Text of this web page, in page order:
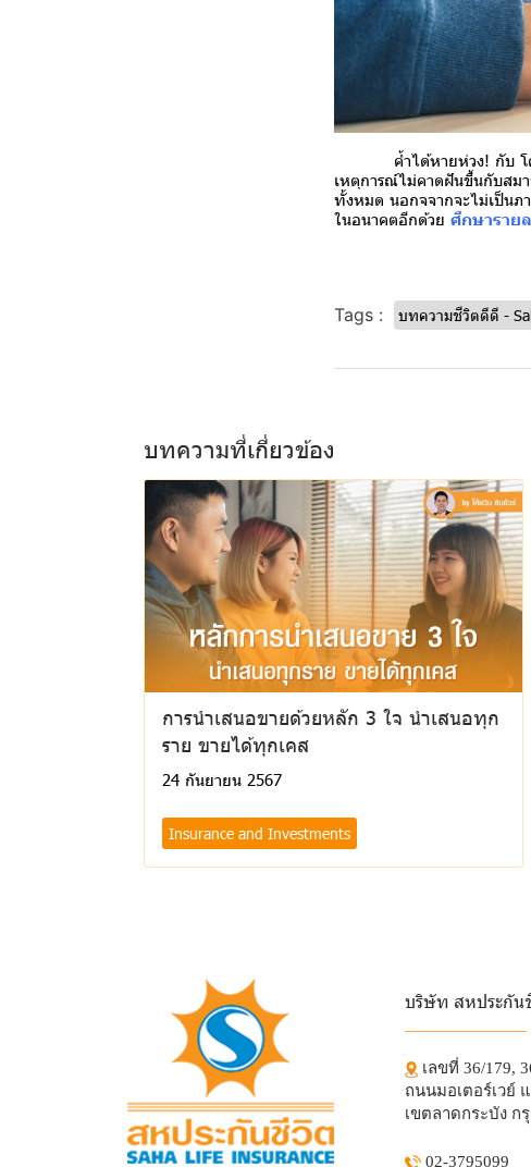
ค้ำได้หายห่วง! กับ โครงก
เหตุการณ์ไม่คาดฝันขึ้นกับส
ทั้งหมด นอกจจากจะไม่เป็นภ
ในอนาคตอีกด้วย ศึกษาราย
Tags : บทความชีวิตดีดี -
บทความที่เกี่ยวข้อง
การนำเสนอขายด้วยหลัก 3 ใจ นำเสนอทุก
ราย ขายได้ทุกเคส
24 กันยายน 2567
Insurance and Investments
บริษัท สหประกั
เลขที่ 36/179,
ถนนมอเตอร์เวย์
เขตลาดกระบัง ก
02-3795099